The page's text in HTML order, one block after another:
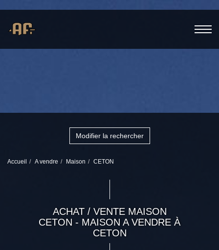
Modifier la rechercher
Accueil A vendre Maison CETON
ACHAT / VENTE MAISON
CETON - MAISON A VENDRE À
CETON